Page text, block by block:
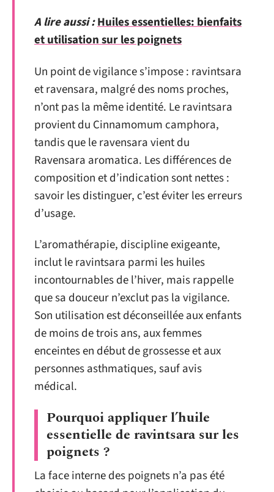
A lire aussi :Huiles essentielles: bienfaits
et utilisation sur les poignets
Un point de vigilance s’impose : ravintsara
et ravensara, malgré des noms proches,
n’ont pas la même identité. Le ravintsara
provient du Cinnamomum camphora,
tandis que le ravensara vient du
Ravensara aromatica. Les différences de
composition et d’indication sont nettes :
savoir les distinguer, c’est éviter les erreurs
d’usage.
L’aromathérapie, discipline exigeante,
inclut le ravintsara parmi les huiles
incontournables de l’hiver, mais rappelle
que sa douceur n’exclut pas la vigilance.
Son utilisation est déconseillée aux enfants
de moins de trois ans, aux femmes
enceintes en début de grossesse et aux
personnes asthmatiques, sauf avis
médical.
Pourquoi appliquer l’huile
essentielle de ravintsara sur les
poignets ?
La face interne des poignets n’a pas été